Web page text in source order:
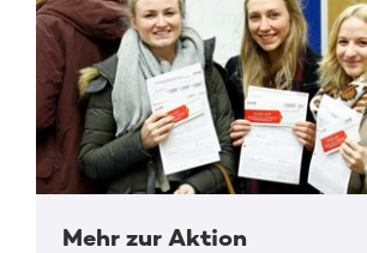
Mehr zur Aktion